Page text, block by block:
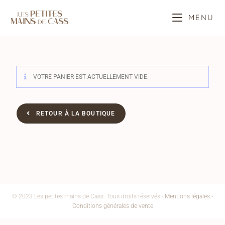
MENU
VOTRE PANIER EST ACTUELLEMENT VIDE.
RETOUR À LA BOUTIQUE
© 2023 Les petites mains de Cass. Tous droits réservés - Mentions légales -
Conditions générales de vente